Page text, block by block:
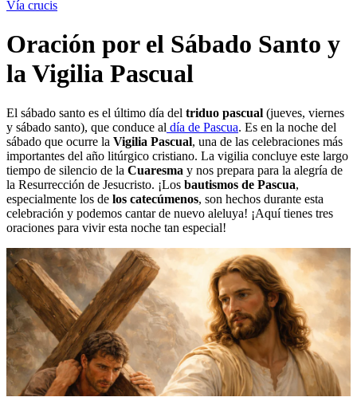
Vía crucis
Oración por el Sábado Santo y
la Vigilia Pascual
El sábado santo es el último día del triduo pascual (jueves, viernes
y sábado santo), que conduce al día de Pascua. Es en la noche del
sábado que ocurre la Vigilia Pascual, una de las celebraciones más
importantes del año litúrgico cristiano. La vigilia concluye este largo
tiempo de silencio de la Cuaresma y nos prepara para la alegría de
la Resurrección de Jesucristo. ¡Los bautismos de Pascua,
especialmente los de los catecúmenos, son hechos durante esta
celebración y podemos cantar de nuevo aleluya! ¡Aquí tienes tres
oraciones para vivir esta noche tan especial!